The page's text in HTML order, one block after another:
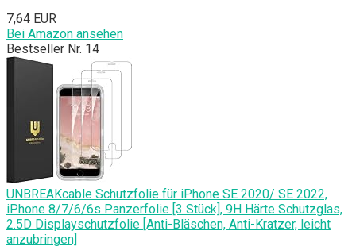
7,64 EUR
Bei Amazon ansehen
Bestseller Nr. 14
UNBREAKcable Schutzfolie für iPhone SE 2020/ SE 2022,
iPhone 8/7/6/6s Panzerfolie [3 Stück], 9H Härte Schutzglas,
2.5D Displayschutzfolie [Anti-Bläschen, Anti-Kratzer, leicht
anzubringen]